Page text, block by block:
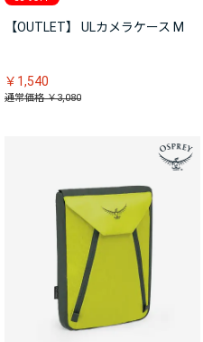
【OUTLET】 ULカメラケース M
￥1,540
通常価格 ￥3,080